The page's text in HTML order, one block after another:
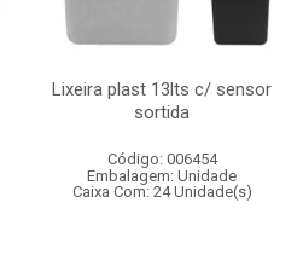
Lixeira plast 13lts c/ sensor
sortida
Código: 006454
Embalagem: Unidade
Caixa Com: 24 Unidade(s)